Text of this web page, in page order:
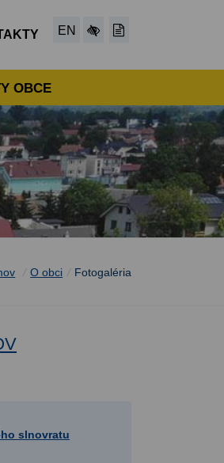
EN
OBCE
/ O obci / Fotogaléria
slnovratu